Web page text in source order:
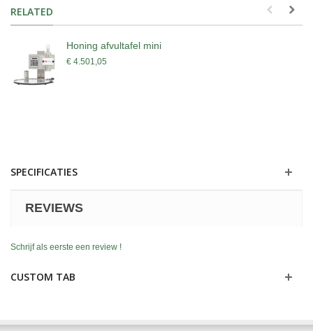
RELATED
Honing afvultafel mini
€ 4.501,05
SPECIFICATIES
REVIEWS
Schrijf als eerste een review !
CUSTOM TAB